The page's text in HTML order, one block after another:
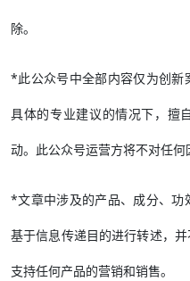
除。
*此公众号中全部内容仅为创新
具体的专业建议的情况下，擅
动。此公众号运营方将不对任何
*文章中涉及的产品、成分、功
基于信息传递目的进行转述，
支持任何产品的营销和销售。